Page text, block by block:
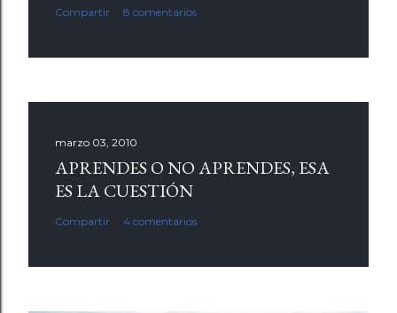
Compartir 8 comentarios
marzo 03, 2010
APRENDES O NO APRENDES, ESA
ES LA CUESTIÓN
Compartir 4 comentarios